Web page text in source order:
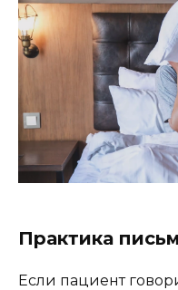
Практика
Если пациент